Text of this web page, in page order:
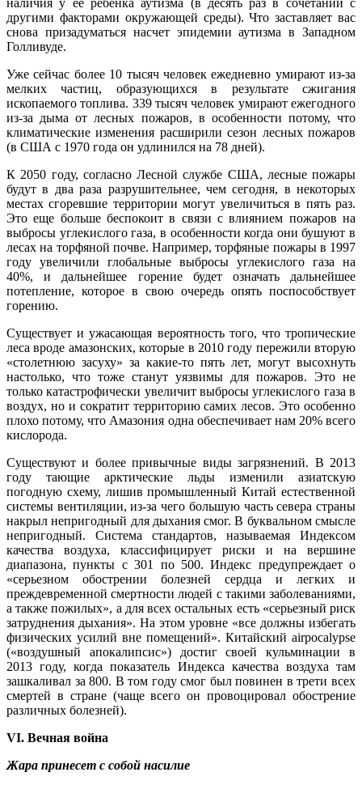
наличия у ее ребенка аутизма (в десять раз в сочетании с
другими факторами окружающей среды). Что заставляет вас
снова призадуматься насчет эпидемии аутизма в Западном
Голливуде.
Уже сейчас более 10 тысяч человек ежедневно умирают из-за
мелких частиц, образующихся в результате сжигания
ископаемого топлива. 339 тысяч человек умирают ежегодного
из-за дыма от лесных пожаров, в особенности потому, что
климатические изменения расширили сезон лесных пожаров
(в США с 1970 года он удлинился на 78 дней).
К 2050 году, согласно Лесной службе США, лесные пожары
будут в два раза разрушительнее, чем сегодня, в некоторых
местах сгоревшие территории могут увеличиться в пять раз.
Это еще больше беспокоит в связи с влиянием пожаров на
выбросы углекислого газа, в особенности когда они бушуют в
лесах на торфяной почве. Например, торфяные пожары в 1997
году увеличили глобальные выбросы углекислого газа на
40%, и дальнейшее горение будет означать дальнейшее
потепление, которое в свою очередь опять поспособствует
горению.
Существует и ужасающая вероятность того, что тропические
леса вроде амазонских, которые в 2010 году пережили вторую
«столетнюю засуху» за какие-то пять лет, могут высохнуть
настолько, что тоже станут уязвимы для пожаров. Это не
только катастрофически увеличит выбросы углекислого газа в
воздух, но и сократит территорию самих лесов. Это особенно
плохо потому, что Амазония одна обеспечивает нам 20% всего
кислорода.
Существуют и более привычные виды загрязнений. В 2013
году тающие арктические льды изменили азиатскую
погодную схему, лишив промышленный Китай естественной
системы вентиляции, из-за чего большую часть севера страны
накрыл непригодный для дыхания смог. В буквальном смысле
непригодный. Система стандартов, называемая Индексом
качества воздуха, классифицирует риски и на вершине
диапазона, пункты с 301 по 500. Индекс предупреждает о
«серьезном обострении болезней сердца и легких и
преждевременной смертности людей с такими заболеваниями,
а также пожилых», а для всех остальных есть «серьезный риск
затруднения дыхания». На этом уровне «все должны избегать
физических усилий вне помещений». Китайский airpocalypse
(«воздушный апокалипсис») достиг своей кульминации в
2013 году, когда показатель Индекса качества воздуха там
зашкаливал за 800. В том году смог был повинен в трети всех
смертей в стране (чаще всего он провоцировал обострение
различных болезней).
VI. Вечная война
Жара принесет с собой насилие